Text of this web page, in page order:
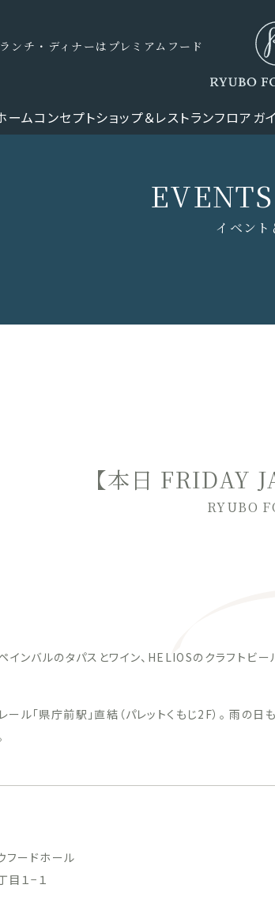
チ・ディナーはプレミアムフード
ームコンセプトショップ＆レストランフロアガ
イベント
【本日 FRIDAY
RYUBO
ンバルのタパスとワイン、HELIOSのクラフトビー
「県庁前駅」直結（パレットくもじ2F）。 雨の日
フードホール
目１−１